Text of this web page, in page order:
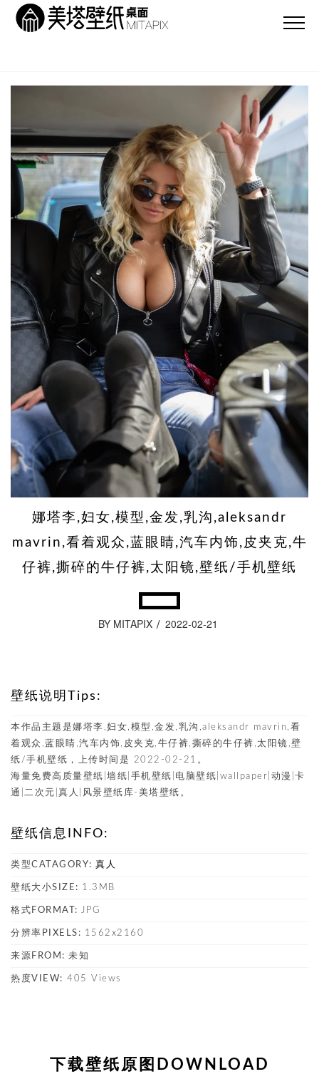
娜塔李,妇女,模型,金发,乳沟,aleksandr
mavrin,看着观众,蓝眼睛,汽车内饰,皮夹克,牛
仔裤,撕碎的牛仔裤,太阳镜,壁纸/手机壁纸
BY MITAPIX 2022-02-21
壁纸说明Tips:
本作品主题是娜塔李,妇女,模型,金发,乳沟,aleksandr mavrin,看
着观众,蓝眼睛,汽车内饰,皮夹克,牛仔裤,撕碎的牛仔裤,太阳镜,壁
纸/手机壁纸，上传时间是 2022-02-21。
海量免费高质量壁纸|墙纸|手机壁纸|电脑壁纸|wallpaper|动漫|卡
通|二次元|真人|风景壁纸库-美塔壁纸。
壁纸信息INFO:
类型CATAGORY: 真人
壁纸大小SIZE: 1.3MB
格式FORMAT: JPG
分辨率PIXELS: 1562x2160
来源FROM: 未知
热度VIEW: 405 Views
下载壁纸原图DOWNLOAD